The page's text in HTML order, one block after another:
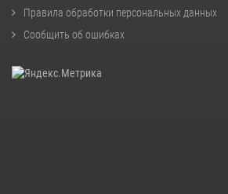
Правила обработки персональных данных
Сообщить об ошибках